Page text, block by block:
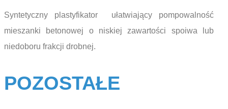
Syntetyczny plastyfikator ułatwiający pompowalność
mieszanki betonowej o niskiej zawartości spoiwa lub
niedoboru frakcji drobnej.
POZOSTAŁE